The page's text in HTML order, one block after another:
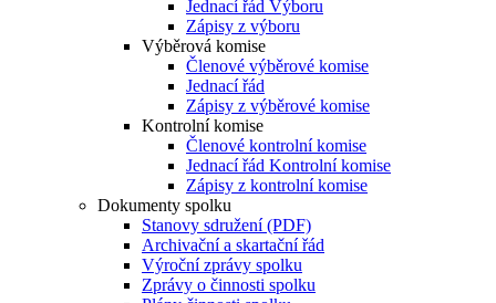
Jednací řád Výboru
Zápisy z výboru
Výběrová komise
Členové výběrové komise
Jednací řád
Zápisy z výběrové komise
Kontrolní komise
Členové kontrolní komise
Jednací řád Kontrolní komise
Zápisy z kontrolní komise
Dokumenty spolku
Stanovy sdružení (PDF)
Archivační a skartační řád
Výroční zprávy spolku
Zprávy o činnosti spolku